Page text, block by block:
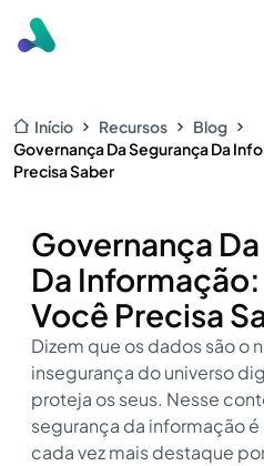
Início Recursos
Blog
Governança Da Segurança Da
Precisa Saber
Governança
Da
Você Precisa
Dizem que os dados são o
insegurança do universo
proteja os seus. Nesse
segurança da informação
cada vez mais destaque